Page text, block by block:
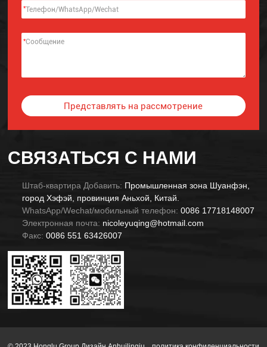
СВЯЗАТЬСЯ С НАМИ
Штаб-квартира Добавить: Промышленная зона Шуанфэн,
город Хэфэй, провинция Аньхой, Китай.
WhatsApp/Wechat/мобильный телефон: 0086 17718148007
Электронная почта: nicoleyuqing@hotmail.com
Факс: 0086 551 63426007
*
*
Представлять на рассмотрение